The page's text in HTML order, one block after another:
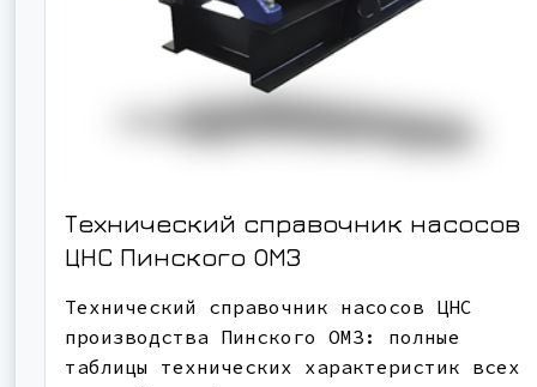
Технический справочник насосов
ЦНС Пинского ОМЗ
Технический справочник насосов ЦНС
производства Пинского ОМЗ: полные
таблицы технических характеристик всех